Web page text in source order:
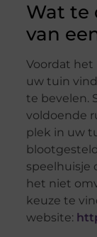
Wat te
van
Voordat het
uw tuin
te bevelen.
voldoende
plek in uw
speelhuisje
het niet
keuze te
website: